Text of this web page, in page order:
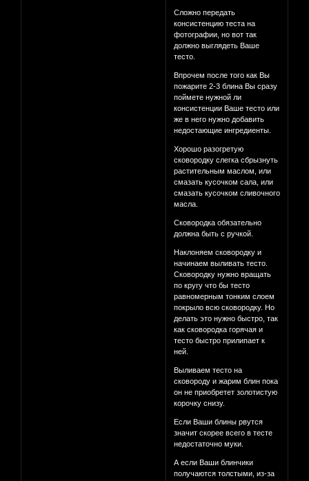
Сложно передать
консистенцию теста на
фотографии, но вот так
должно выглядеть Ваше
тесто.
Впрочем после того как Вы
пожарите 2-3 блина Вы сразу
поймете нужной ли
консистенции Ваше тесто или
же в него нужно добавить
недостающие ингредиенты.
Хорошо разогретую
сковородку слегка сбрызнуть
растительным маслом, или
смазать кусочком сала, или
смазать кусочком сливочного
масла.
Сковородка обязательно
должна быть с ручкой.
Наклоняем сковородку и
начинаем выливать тесто.
Сковородку нужно вращать
по кругу что бы тесто
равномерным тонким слоем
покрыло всю сковородку. Но
делать это нужно быстро, так
как сковородка горячая и
тесто быстро прилипает к
ней.
Выливаем тесто на
сковороду и жарим блин пока
он не приобретет золотистую
корочку снизу.
Если Ваши блины рвутся
значит скорее всего в тесте
недостаточно муки.
А если Ваши блинчики
получаются толстыми, из-за